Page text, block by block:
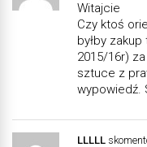
Witajcie
Czy ktoś
byłby
2015/16r)
sztuce z
wypowiedź.
LLLLL